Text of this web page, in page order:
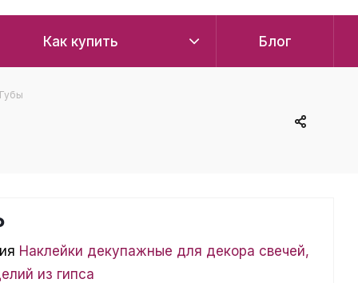
Как купить Блог
Наклейки декупажные для декора свечей,
из гипса